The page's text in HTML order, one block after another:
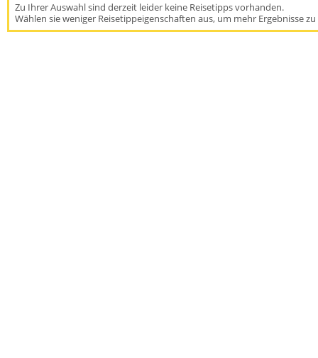
Zu Ihrer Auswahl sind derzeit leider keine Reisetipps vorhanden.
Wählen sie weniger Reisetippeigenschaften aus, um mehr Ergebnisse